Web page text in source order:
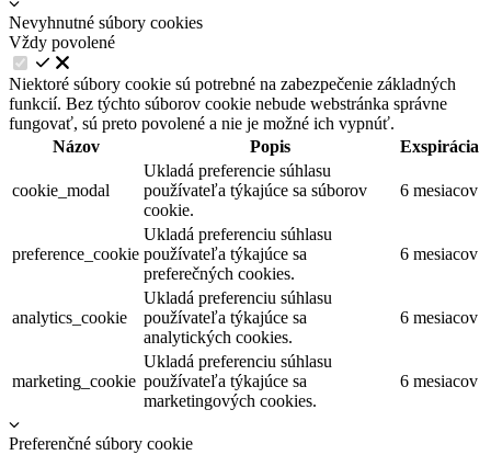
Nevyhnutné súbory cookies
Vždy povolené
Niektoré súbory cookie sú potrebné na zabezpečenie základných
funkcií. Bez týchto súborov cookie nebude webstránka správne
fungovať, sú preto povolené a nie je možné ich vypnúť.
Názov
Popis Exspirácia
cookie_modal
Ukladá preferencie súhlasu
používateľa týkajúce sa súborov
cookie.
6 mesiacov
preference_cookie
Ukladá preferenciu súhlasu
používateľa týkajúce sa
preferečných cookies.
6 mesiacov
analytics_cookie
Ukladá preferenciu súhlasu
používateľa týkajúce sa
analytických cookies.
6 mesiacov
marketing_cookie
Ukladá preferenciu súhlasu
používateľa týkajúce sa
marketingových cookies.
6 mesiacov
Preferenčné súbory cookie